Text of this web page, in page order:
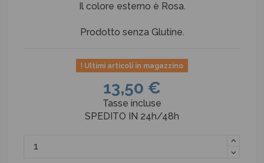
Il colore esterno è Rosa.
Prodotto senza Glutine.
Ultimi articoli in magazzino
13,50 €
Tasse incluse
SPEDITO IN 24h/48h